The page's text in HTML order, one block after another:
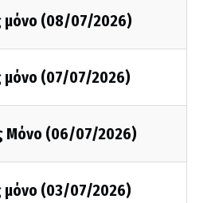
μόνο (08/07/2026)
μόνο (07/07/2026)
Μόνο (06/07/2026)
μόνο (03/07/2026)